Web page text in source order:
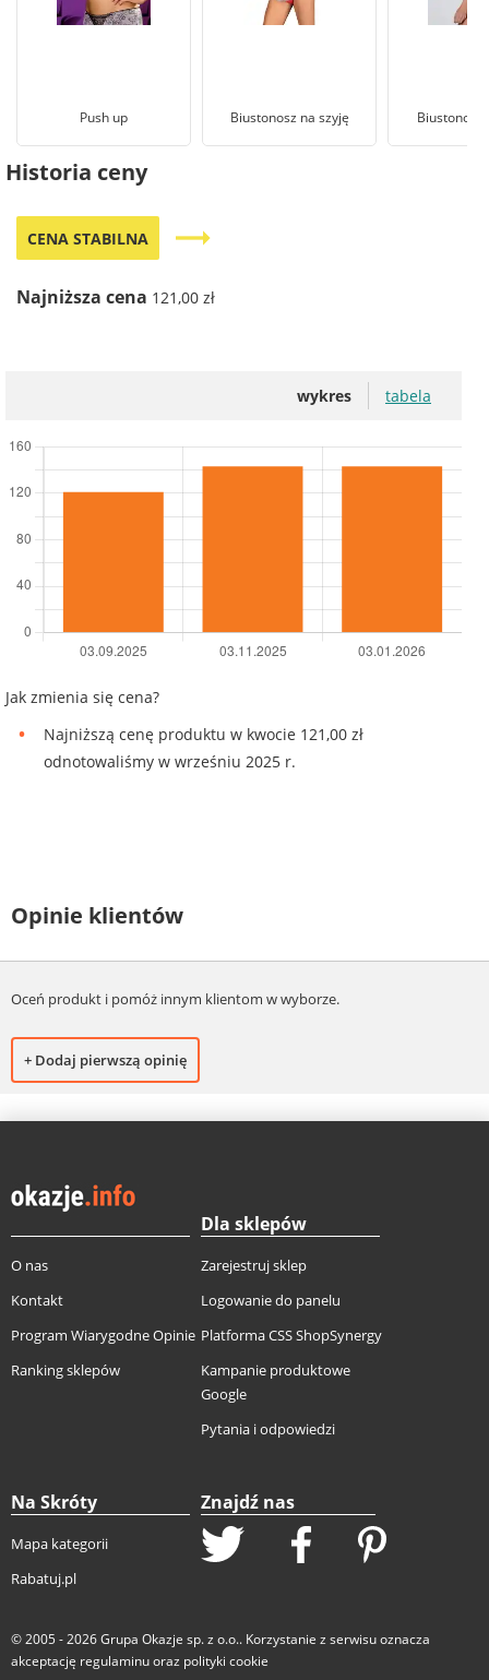
Push up Biustonosz na szyję
Historia ceny
CENA STABILNA trending_flat
Najniższa cena 121,00 zł
wykres tabela
Jak zmienia się cena?
Najniższą cenę produktu w kwocie 121,00 zł
odnotowaliśmy w wrześniu 2025 r.
Opinie klientów
Oceń produkt i pomóż innym klientom w wyborze.
+ Dodaj pierwszą opinię
O nas
Kontakt
Program Wiarygodne Opinie
Ranking sklepów
Dla sklepów
Zarejestruj sklep
Logowanie do panelu
Platforma CSS ShopSynergy
Kampanie produktowe
Google
Pytania i odpowiedzi
Na Skróty
Mapa kategorii
Rabatuj.pl
Znajdź nas
© 2005 - 2026Grupa Okazje sp. z o.o.. Korzystanie z serwisu oznacza
akceptację regulaminuoraz polityki cookie